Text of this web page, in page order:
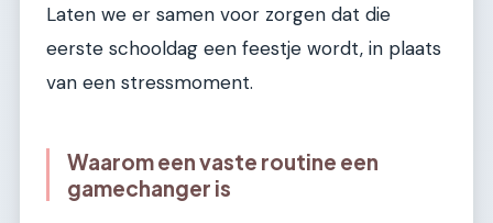
Laten we er samen voor zorgen dat die
eerste schooldag een feestje wordt, in plaats
van een stressmoment.
Waarom een vaste routine een
gamechanger is